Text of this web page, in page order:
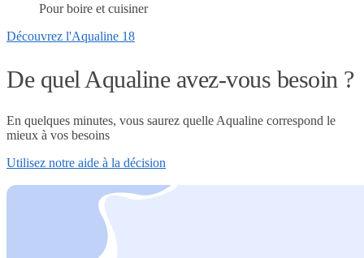
Pour boire et cuisiner
Découvrez l'Aqualine 18
De quel Aqualine avez-vous besoin ?
En quelques minutes, vous saurez quelle Aqualine correspond le
mieux à vos besoins
Utilisez notre aide à la décision